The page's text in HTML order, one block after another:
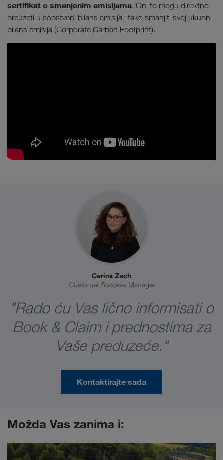
sertifikat o smanjenim emisijama. Oni to mogu direktno
preuzeti u sopstveni bilans emisija i tako smanjiti svoj ukupni
bilans emisija (Corporate Carbon Footprint).
Carina Zach
Customer Success Manager
"Rado ću Vas lično informisati o
Book & Claim i prednostima za
Vaše preduzeće."
Kontaktirajte sada
Možda Vas zanima i: